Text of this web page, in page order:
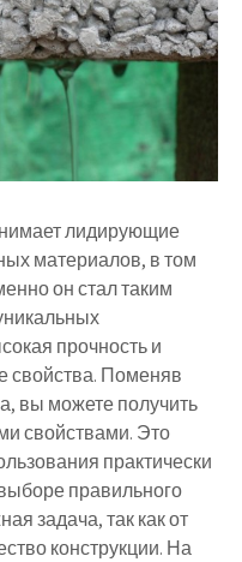
лидирующие
материалов, в том
он стал таким
прочность и
свойства. Поменяв
вы можете получить
свойствами. Это
практически
правильного
задача, так как от
конструкции. На